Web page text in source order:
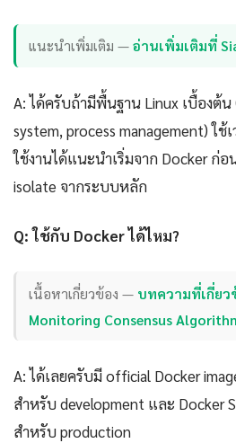
แนะนำเพิ่มเติม —อ่านเพิ่มเติมที่
A: ได้ครับถ้ามีพื้นฐาน Linux เบื้องต้น
system, process management) ใช้
ใช้งานได้แนะนำเริ่มจาก Docker ก่อ
isolate จากระบบหลัก
Q: ใช้กับ Docker ได้ไหม?
เนื้อหาเกี่ยวข้อง — บทความที่เกี่ยว
Monitoring Consensus
A: ได้เลยครับมี official Docker
สำหรับ development และ Docker
สำหรับ production